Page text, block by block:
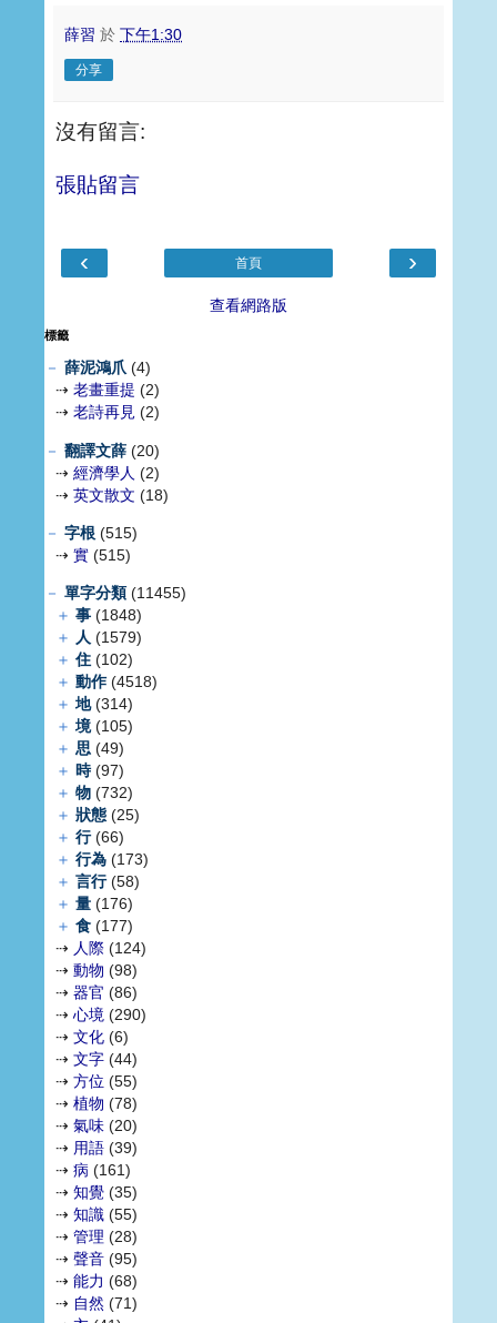
薛習 於 下午1:30
分享
沒有留言:
張貼留言
‹ ›
首頁
查看網路版
標籤
－ 薛泥鴻爪 (4)
⇢ 老畫重提 (2)
⇢ 老詩再見 (2)
－ 翻譯文薛 (20)
⇢ 經濟學人 (2)
⇢ 英文散文 (18)
－ 字根 (515)
⇢ 實 (515)
－ 單字分類(11455)
＋ 事 (1848)
＋ 人 (1579)
＋ 住 (102)
＋ 動作(4518)
＋ 地(314)
＋ 境(105)
＋ 思 (49)
＋ 時(97)
＋ 物 (732)
＋ 狀態 (25)
＋ 行(66)
＋ 行為 (173)
＋ 言行(58)
＋ 量 (176)
＋ 食 (177)
⇢ 人際 (124)
⇢ 動物 (98)
⇢ 器官 (86)
⇢ 心境 (290)
⇢ 文化 (6)
⇢ 文字 (44)
⇢ 方位 (55)
⇢ 植物 (78)
⇢ 氣味 (20)
⇢ 用語 (39)
⇢ 病 (161)
⇢ 知覺 (35)
⇢ 知識 (55)
⇢ 管理 (28)
⇢ 聲音 (95)
⇢ 能力 (68)
⇢ 自然 (71)